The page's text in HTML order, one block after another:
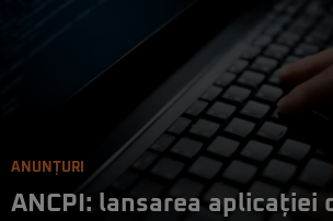
ANUNȚURI
ANCPI: lansarea aplicației